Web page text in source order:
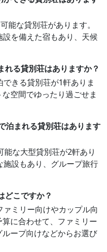
能な貸別荘があります。
を備えた宿もあり、天候
れる貸別荘はありますか？
きる貸別荘が1軒ありま
空間でゆったり過ごせま
泊まれる貸別荘はあります
な大型貸別荘が2軒あり
施設もあり、グループ旅行
どこですか？
ミリー向けやカップル向
に合わせて、ファミリー
ープ向けなどからお選び